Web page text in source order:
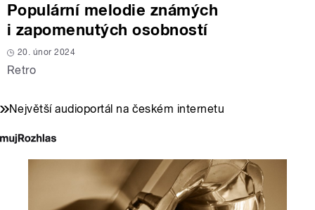
Populární melodie známých
i zapomenutých osobností
20. únor 2024
Retro
Největší audioportál na českém internetu